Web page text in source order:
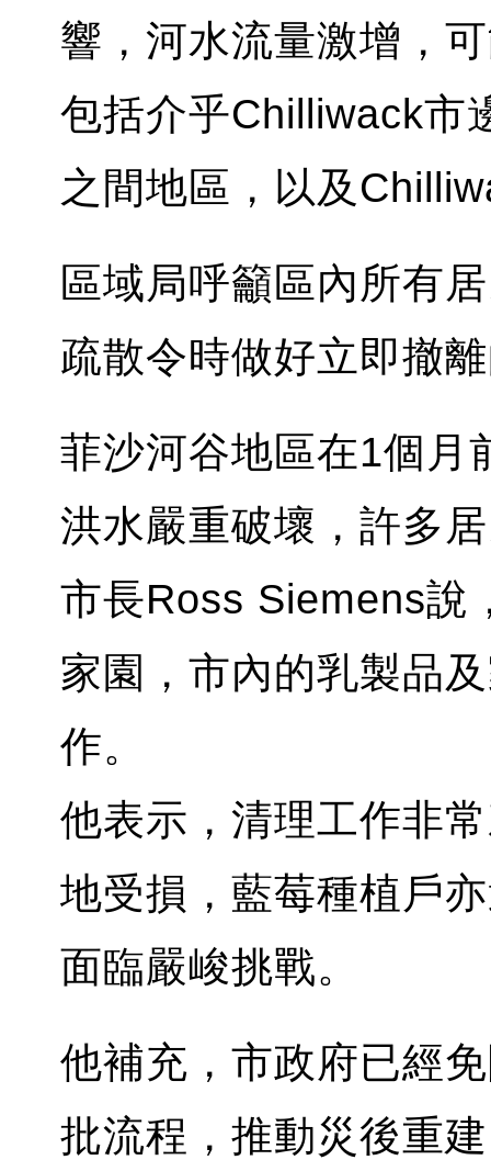
響，河水流量激增，
包括介乎Chilliwack市
之間地區，以及
區域局呼籲區內所有
疏散令時做好立即撤
菲沙河谷地區在1個月
洪水嚴重破壞，許多
市長Ross Siemens說
家園，市內的乳製品
作。
他表示，清理工作非
地受損，藍莓種植戶
面臨嚴峻挑戰。
他補充，市政府已經
批流程，推動災後重